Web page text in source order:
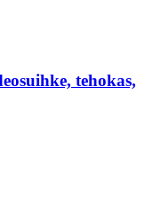
tehokas,